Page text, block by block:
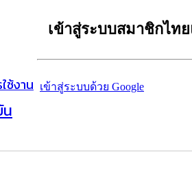
ช้งาน
เข้าสู่ระบบสมาชิกไท
เข้าสู่ระบบด้วย Google